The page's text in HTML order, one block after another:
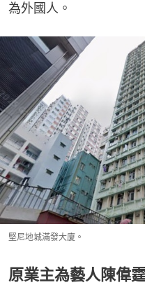
為外國人。
堅尼地城滿發大廈。
原業主為藝人陳偉